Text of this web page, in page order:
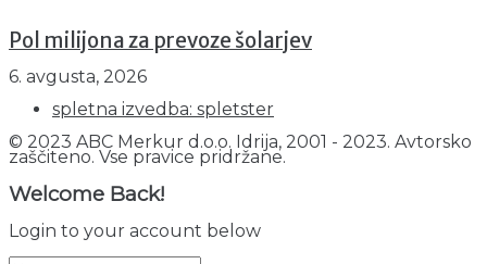
Pol milijona za prevoze šolarjev
6. avgusta, 2026
spletna izvedba: spletster
© 2023 ABC Merkur d.o.o. Idrija, 2001 - 2023. Avtorsko
zaščiteno. Vse pravice pridržane.
Welcome Back!
Login to your account below